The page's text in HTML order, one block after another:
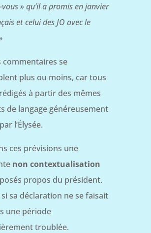
» qu’il a promis en janvier
et celui des JO avec le
commentaires se
plus ou moins, car tous
à partir des mêmes
de langage généreusement
l’Élysée.
ces prévisions une
non contextualisation
propos du président.
sa déclaration ne se faisait
une période
troublée.